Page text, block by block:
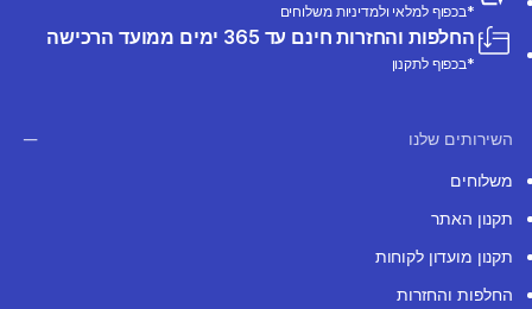
*בכפוף למלאי ולמדיניות משלוחים
החלפות והחזרות חינם עד 365 ימים ממועד הרכישה
*בכפוף לתקנון
השירותים שלנו
משלוחים
תקנון האתר
תקנון מועדון לקוחות
החלפות והחזרות